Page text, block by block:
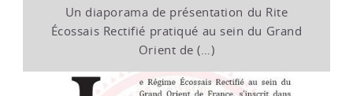
Un diaporama de présentation du Rite
Écossais Rectifié pratiqué au sein du Grand
Orient de (…)